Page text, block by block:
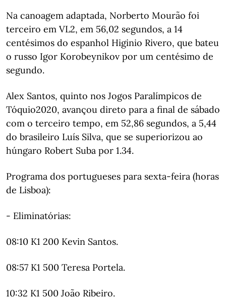
Na canoagem adaptada, Norberto Mourão foi
terceiro em VL2, em 56,02 segundos, a 14
centésimos do espanhol Higinio Rivero, que bateu
o russo Igor Korobeynikov por um centésimo de
segundo.
Alex Santos, quinto nos Jogos Paralímpicos de
Tóquio2020, avançou direto para a final de sábado
com o terceiro tempo, em 52,86 segundos, a 5,44
do brasileiro Luís Silva, que se superiorizou ao
húngaro Robert Suba por 1.34.
Programa dos portugueses para sexta-feira (horas
de Lisboa):
- Eliminatórias:
08:10 K1 200 Kevin Santos.
08:57 K1 500 Teresa Portela.
10:32 K1 500 João Ribeiro.